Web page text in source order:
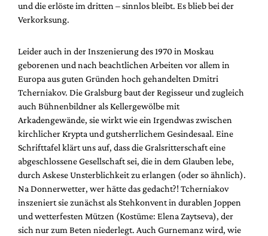
und die erlöste im dritten – sinnlos bleibt. Es blieb bei der
Verkorksung.
Leider auch in der Inszenierung des 1970 in Moskau
geborenen und nach beachtlichen Arbeiten vor allem in
Europa aus guten Gründen hoch gehandelten Dmitri
Tcherniakov. Die Gralsburg baut der Regisseur und zugleich
auch Bühnenbildner als Kellergewölbe mit
Arkadengewände, sie wirkt wie ein Irgendwas zwischen
kirchlicher Krypta und gutsherrlichem Gesindesaal. Eine
Schrifttafel klärt uns auf, dass die Gralsritterschaft eine
abgeschlossene Gesellschaft sei, die in dem Glauben lebe,
durch Askese Unsterblichkeit zu erlangen (oder so ähnlich).
Na Donnerwetter, wer hätte das gedacht?! Tcherniakov
inszeniert sie zunächst als Stehkonvent in durablen Joppen
und wetterfesten Mützen (Kostüme: Elena Zaytseva), der
sich nur zum Beten niederlegt. Auch Gurnemanz wird, wie